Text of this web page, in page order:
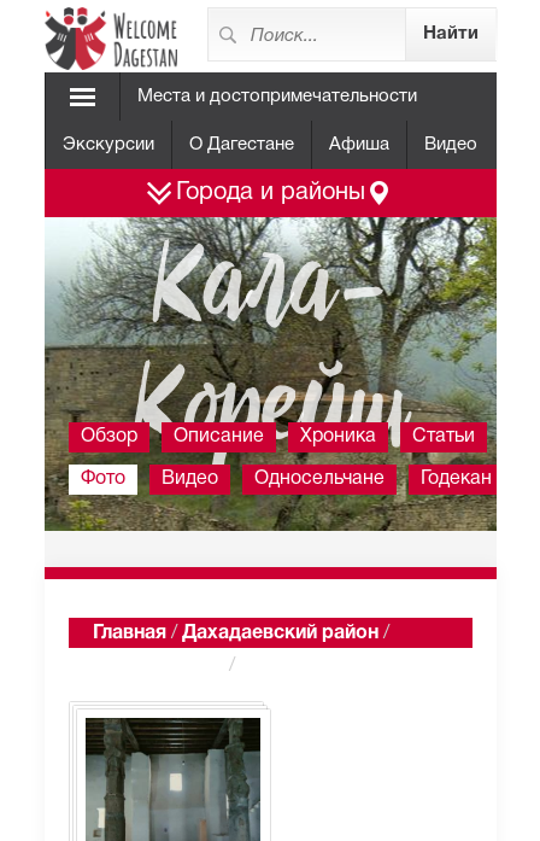
Места и достопримечательности
Экскурсии О Дагестане Афиша Видео
Города и районы
Кала-
Корейш
Обзор Описание Хроника Статьи
Фото Видео Односельчане Годекан
Главная / Дахадаевский район /
/